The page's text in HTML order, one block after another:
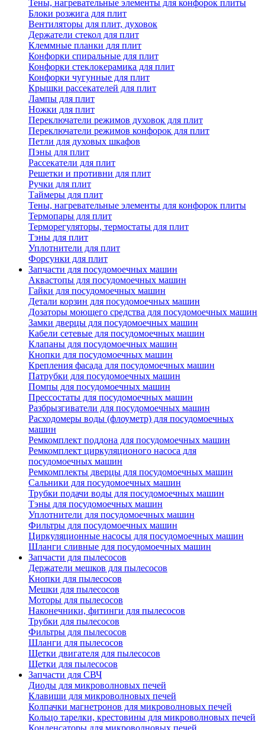
Тены, нагревательные элементы для конфорок плиты
Блоки розжига для плит
Вентиляторы для плит, духовок
Держатели стекол для плит
Клеммные планки для плит
Конфорки спиральные для плит
Конфорки стеклокерамика для плит
Конфорки чугунные для плит
Крышки рассекателей для плит
Лампы для плит
Ножки для плит
Переключатели режимов духовок для плит
Переключатели режимов конфорок для плит
Петли для духовых шкафов
Пэны для плит
Рассекатели для плит
Решетки и противни для плит
Ручки для плит
Таймеры для плит
Тены, нагревательные элементы для конфорок плиты
Термопары для плит
Терморегуляторы, термостаты для плит
Тэны для плит
Уплотнители для плит
Форсунки для плит
Запчасти для посудомоечных машин
Аквастопы для посудомоечных машин
Гайки для посудомоечных машин
Детали корзин для посудомоечных машин
Дозаторы моющего средства для посудомоечных машин
Замки дверцы для посудомоечных машин
Кабели сетевые для посудомоечных машин
Клапаны для посудомоечных машин
Кнопки для посудомоечных машин
Крепления фасада для посудомоечных машин
Патрубки для посудомоечных машин
Помпы для посудомоечных машин
Прессостаты для посудомоечных машин
Разбрызгиватели для посудомоечных машин
Расходомеры воды (флоуметр) для посудомоечных
машин
Ремкомплект поддона для посудомоечных машин
Ремкомплект циркуляционого насоса для
посудомоечных машин
Ремкомплекты дверцы для посудомоечных машин
Сальники для посудомоечных машин
Трубки подачи воды для посудомоечных машин
Тэны для посудомоечных машин
Уплотнители для посудомоечных машин
Фильтры для посудомоечных машин
Циркуляционные насосы для посудомоечных машин
Шланги сливные для посудомоечных машин
Запчасти для пылесосов
Держатели мешков для пылесосов
Кнопки для пылесосов
Мешки для пылесосов
Моторы для пылесосов
Наконечники, фитинги для пылесосов
Трубки для пылесосов
Фильтры для пылесосов
Шланги для пылесосов
Щетки двигателя для пылесосов
Щетки для пылесосов
Запчасти для СВЧ
Диоды для микроволновых печей
Клавиши для микроволновых печей
Колпачки магнетронов для микроволновых печей
Кольцо тарелки, крестовины для микроволновых печей
Конденсаторы для микроволновых печей